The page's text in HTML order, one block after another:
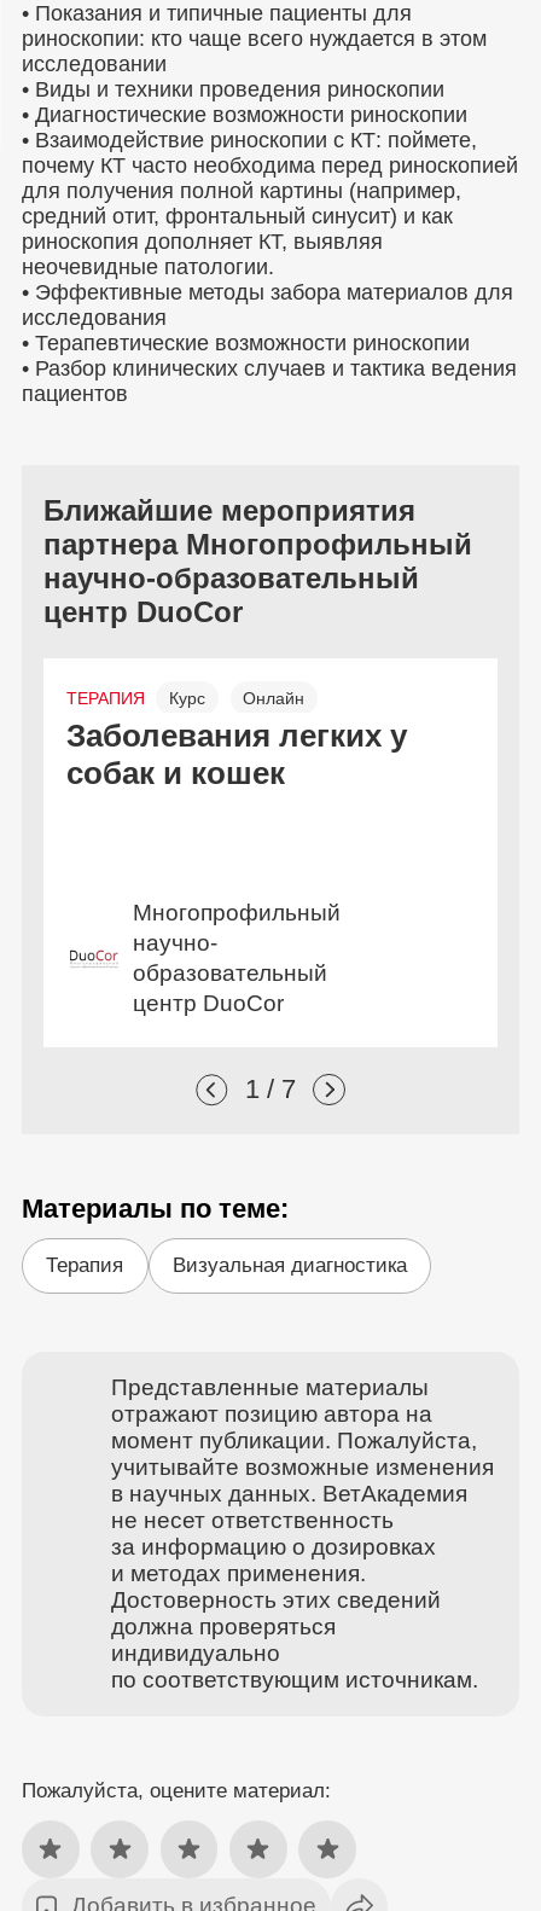
• Показания и типичные пациенты для
риноскопии: кто чаще всего нуждается в этом
исследовании
• Виды и техники проведения риноскопии
• Диагностические возможности риноскопии
• Взаимодействие риноскопии с КТ: поймете,
почему КТ часто необходима перед риноскопией
для получения полной картины (например,
средний отит, фронтальный синусит) и как
риноскопия дополняет КТ, выявляя
неочевидные патологии.
• Эффективные методы забора материалов для
исследования
• Терапевтические возможности риноскопии
• Разбор клинических случаев и тактика ведения
пациентов
Ближайшие мероприятия
партнера Многопрофильный
научно-образовательный
центр DuoCor
ТЕРАПИЯ Курс Онлайн
Бесплатно
Заболевания легких у
собак и кошек
Многопрофильный
научно-
образовательный
центр DuoCor
1 / 7
Материалы по теме:
Терапия Визуальная диагностика
Представленные материалы
отражают позицию автора на
момент публикации. Пожалуйста,
учитывайте возможные изменения
в научных данных. ВетАкадемия
не несет ответственность
за информацию о дозировках
и методах применения.
Достоверность этих сведений
должна проверяться
индивидуально
по соответствующим источникам.
Пожалуйста, оцените материал: